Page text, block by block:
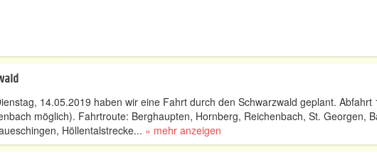
14.05.2019 haben wir eine Fahrt durch den Schwarzwald geplant. Abfahrt
möglich). Fahrtroute: Berghaupten, Hornberg, Reichenbach, St. Georgen,
Höllentalstrecke... » mehr anzeigen